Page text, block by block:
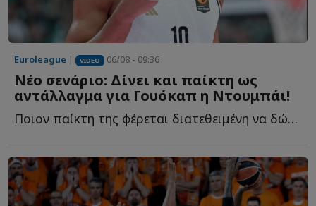
Euroleague | VIDEO 06/08 - 09:36
Νέο σενάριο: Δίνει και παίκτη ως
αντάλλαγμα για Γουόκαπ η Ντουμπάι!
Ποιον παίκτη της φέρεται διατεθειμένη να δώσει στον Ο...